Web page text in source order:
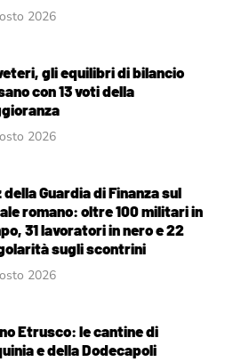
2026
gli equilibri di bilancio
con 13 voti della
2026
della Guardia di Finanza sul
romano: oltre 100 militari in
31 lavoratori in nero e 22
sugli scontrini
2026
Etrusco: le cantine di
e della Dodecapoli